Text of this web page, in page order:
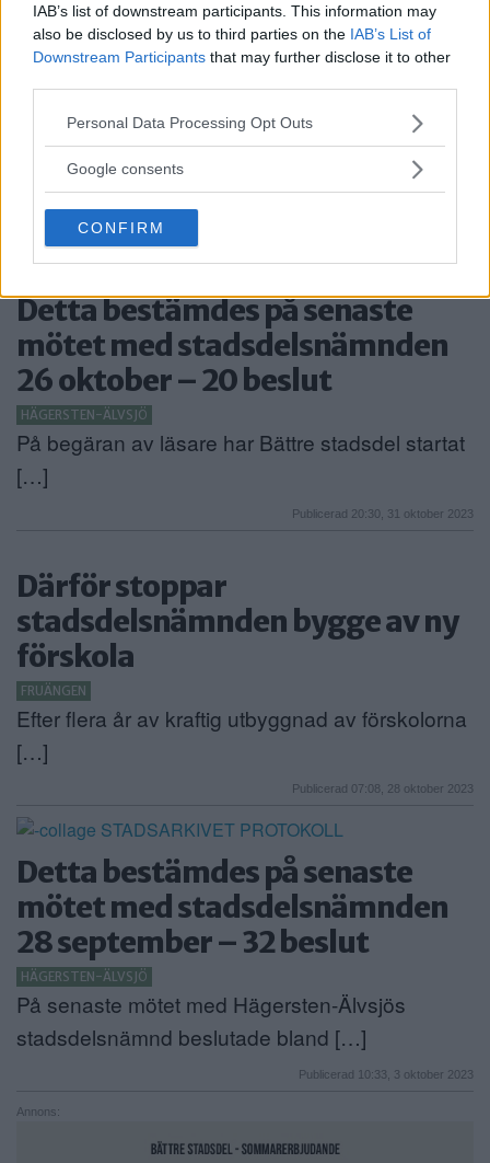
IAB’s list of downstream participants. This information may
also be disclosed by us to third parties on the IAB’s List of
Downstream Participants that may further disclose it to other
Please note that this website/app uses one or more Google
not limited to your visit or usage behaviour. You may click to
use your data for below specified purposes in below Google
consent section.
Personal Data Processing Opt Outs
Google consents
CONFIRM
Detta bestämdes på senaste
mötet med stadsdelsnämnden
På vårens första möte med Hägersten-Älvsjös
stadsdelsnämnd beslutade […]
Detta bestämdes på senaste
mötet med stadsdelsnämnden
26 oktober – 20 beslut
HÄGERSTEN-ÄLVSJÖ
På begäran av läsare har Bättre stadsdel startat
[…]
Publicerad 20:30, 31 oktober 2023
Därför stoppar
stadsdelsnämnden bygge av ny
förskola
FRUÄNGEN
Efter flera år av kraftig utbyggnad av förskolorna
[…]
Publicerad 07:08, 28 oktober 2023
Detta bestämdes på senaste
mötet med stadsdelsnämnden
28 september – 32 beslut
HÄGERSTEN-ÄLVSJÖ
På senaste mötet med Hägersten-Älvsjös
stadsdelsnämnd beslutade bland […]
Publicerad 10:33, 3 oktober 2023
Annons: